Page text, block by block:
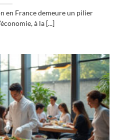
en France demeure un pilier
à la [...]